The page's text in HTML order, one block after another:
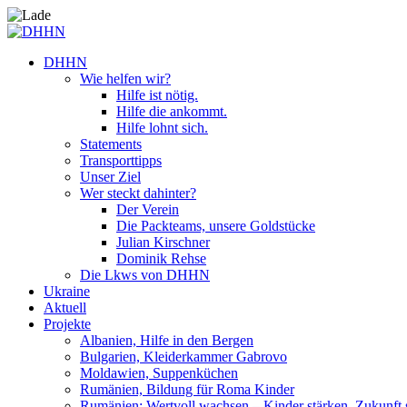
DHHN
Wie helfen wir?
Hilfe ist nötig.
Hilfe die ankommt.
Hilfe lohnt sich.
Statements
Transporttipps
Unser Ziel
Wer steckt dahinter?
Der Verein
Die Packteams, unsere Goldstücke
Julian Kirschner
Dominik Rehse
Die Lkws von DHHN
Ukraine
Aktuell
Projekte
Albanien, Hilfe in den Bergen
Bulgarien, Kleiderkammer Gabrovo
Moldawien, Suppenküchen
Rumänien, Bildung für Roma Kinder